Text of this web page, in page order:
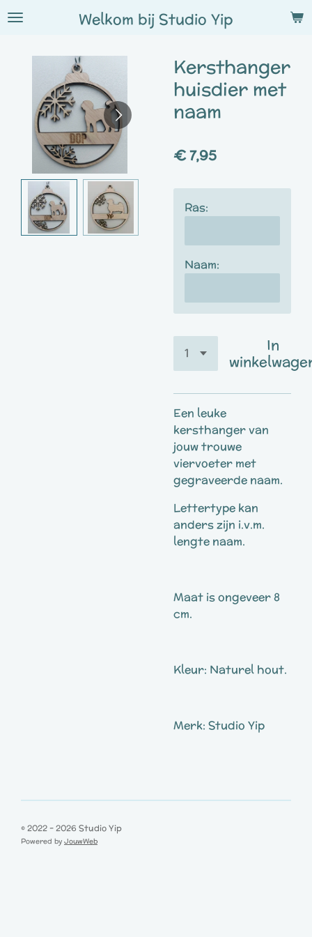
Ga
hoofdinhoud
Welkom bij Studio Yip
Kersthanger
huisdier met
naam
€ 7,95
Ras:
Naam:
In
Een leuke
kersthanger van
jouw trouwe
viervoeter met
gegraveerde naam.
Lettertype kan
anders zijn i.v.m.
lengte naam.
Maat is ongeveer 8
cm.
Kleur: Naturel hout.
Merk: Studio Yip
© 2022 - 2026 Studio Yip
Powered by JouwWeb